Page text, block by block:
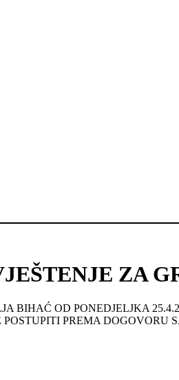
ZA
BIHAĆ OD PONEDJELJKA
PREMA DOGOVORU